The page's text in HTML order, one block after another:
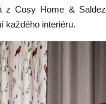
z Cosy Home &
každého interiéru.